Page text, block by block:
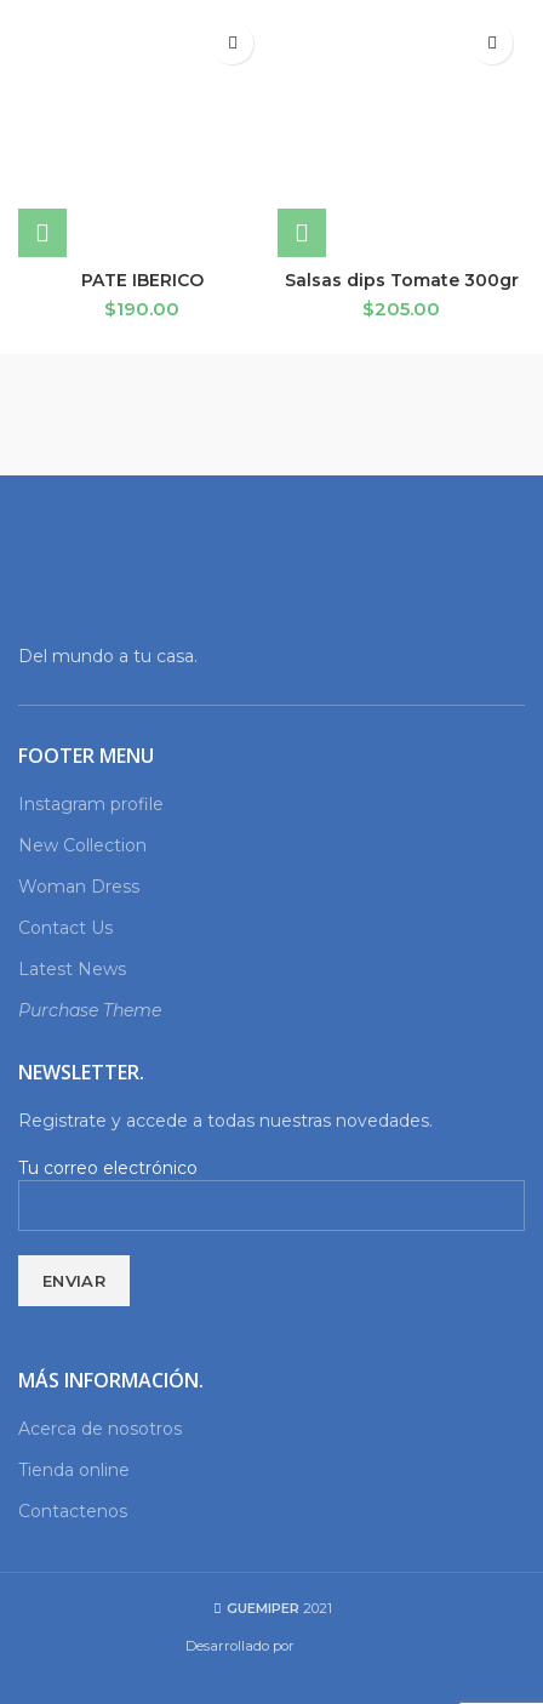
PATE IBERICO
$190.00
Salsas dips Tomate 300gr
$205.00
Del mundo a tu casa.
FOOTER MENU
Instagram profile
New Collection
Woman Dress
Contact Us
Latest News
Purchase Theme
NEWSLETTER.
Registrate y accede a todas nuestras novedades.
Tu correo electrónico
MÁS INFORMACIÓN.
Acerca de nosotros
Tienda online
Contactenos
GUEMIPER 2021
Desarrollado por